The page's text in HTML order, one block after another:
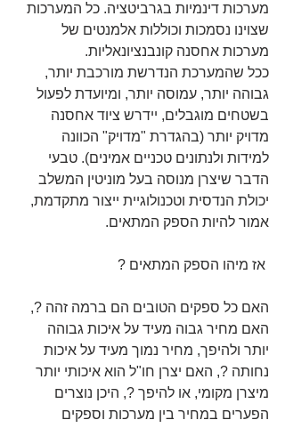
מערכות דינמיות בגרביטציה. כל המערכות
שצוינו נסמכות וכוללות אלמנטים של
מערכות אחסנה קונבנציונאליות.
ככל שהמערכת הנדרשת מורכבת יותר,
גבוהה יותר, עמוסה יותר, ומיועדת לפעול
בשטחים מוגבלים, יידרש ציוד אחסנה
מדויק יותר (בהגדרת "מדויק" הכוונה
למידות ולנתונים טכניים אמינים). טבעי
הדבר שיצרן מנוסה בעל מוניטין המשלב
יכולת הנדסית וטכנולוגיית ייצור מתקדמת,
אמור להיות הספק המתאים.
האם כל ספקים הטובים הם ברמה זהה ?,
האם מחיר גבוה מעיד על איכות גבוהה
יותר ולהיפך, מחיר נמוך מעיד על איכות
נחותה ?, האם יצרן חו"ל הוא איכותי יותר
מיצרן מקומי, או להיפך ?, היכן נוצרים
הפערים במחיר בין מערכות וספקים